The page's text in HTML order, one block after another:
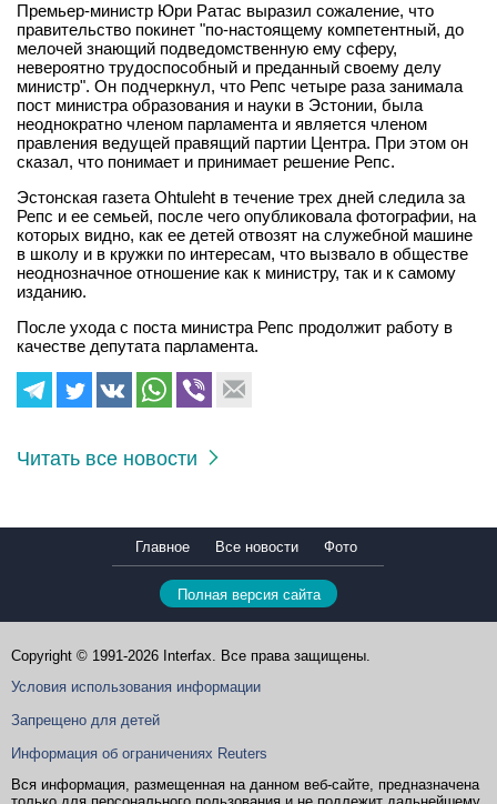
Премьер-министр Юри Ратас выразил сожаление, что
правительство покинет "по-настоящему компетентный, до
мелочей знающий подведомственную ему сферу,
невероятно трудоспособный и преданный своему делу
министр". Он подчеркнул, что Репс четыре раза занимала
пост министра образования и науки в Эстонии, была
неоднократно членом парламента и является членом
правления ведущей правящий партии Центра. При этом он
сказал, что понимает и принимает решение Репс.
Эстонская газета Ohtuleht в течение трех дней следила за
Репс и ее семьей, после чего опубликовала фотографии, на
которых видно, как ее детей отвозят на служебной машине
в школу и в кружки по интересам, что вызвало в обществе
неоднозначное отношение как к министру, так и к самому
изданию.
После ухода с поста министра Репс продолжит работу в
качестве депутата парламента.
Читать все новости
Главное Все новости Фото
Полная версия сайта
Copyright © 1991-2026 Interfax. Все права защищены.
Условия использования информации
Запрещено для детей
Информация об ограничениях Reuters
Вся информация, размещенная на данном веб-сайте, предназначена